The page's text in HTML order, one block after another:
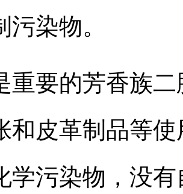
染物。
重要的芳香族
和皮革制品等
学污染物，没